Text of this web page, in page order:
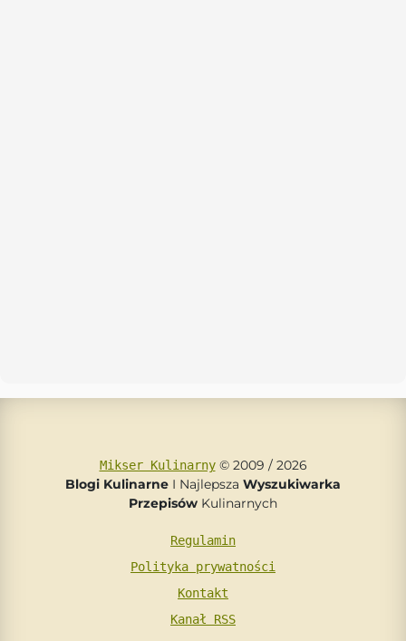
Mikser Kulinarny© 2009 / 2026
Blogi Kulinarne I Najlepsza Wyszukiwarka
Przepisów Kulinarnych
Regulamin
Polityka prywatności
Kontakt
Kanał RSS